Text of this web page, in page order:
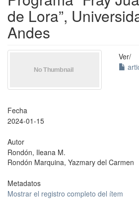
de Lora”,
Andes
Ver/
Fecha
2024-01-15
Autor
Rondón, Ileana M.
Rondón Marquina, Yazmary del Carmen
Metadatos
Mostrar el registro completo del ítem